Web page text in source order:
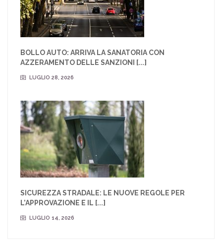
BOLLO AUTO: ARRIVA LA SANATORIA CON
AZZERAMENTO DELLE SANZIONI [...]
LUGLIO 28, 2026
SICUREZZA STRADALE: LE NUOVE REGOLE PER
L’APPROVAZIONE E IL [...]
LUGLIO 14, 2026